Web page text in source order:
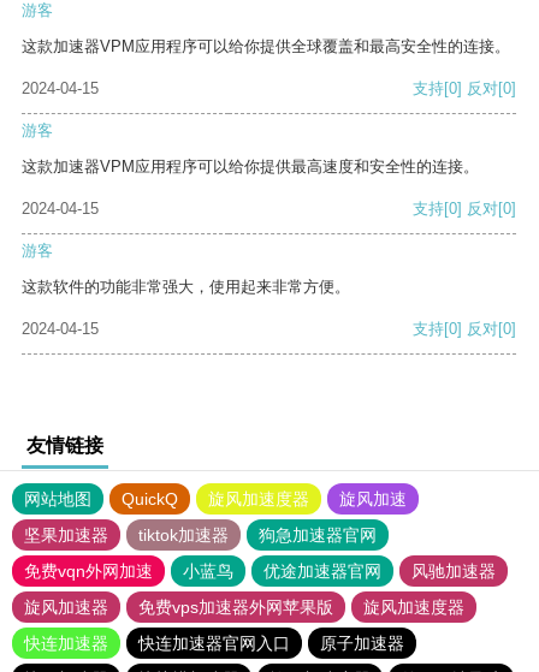
游客
这款加速器VPM应用程序可以给你提供全球覆盖和最高安全性的连接。
2024-04-15 支持[0] 反对[0]
游客
这款加速器VPM应用程序可以给你提供最高速度和安全性的连接。
2024-04-15 支持[0] 反对[0]
游客
这款软件的功能非常强大，使用起来非常方便。
2024-04-15 支持[0] 反对[0]
友情链接
网站地图 QuickQ 旋风加速度器
旋风加速
坚果加速器
tiktok加速器
狗急加速器官网
免费vqn外网加速
小蓝鸟 优途加速器官网
风驰加速器
旋风加速器
免费vps加速器外网苹果版
旋风加速度器
快连加速器
快连加速器官网入口
原子加速器